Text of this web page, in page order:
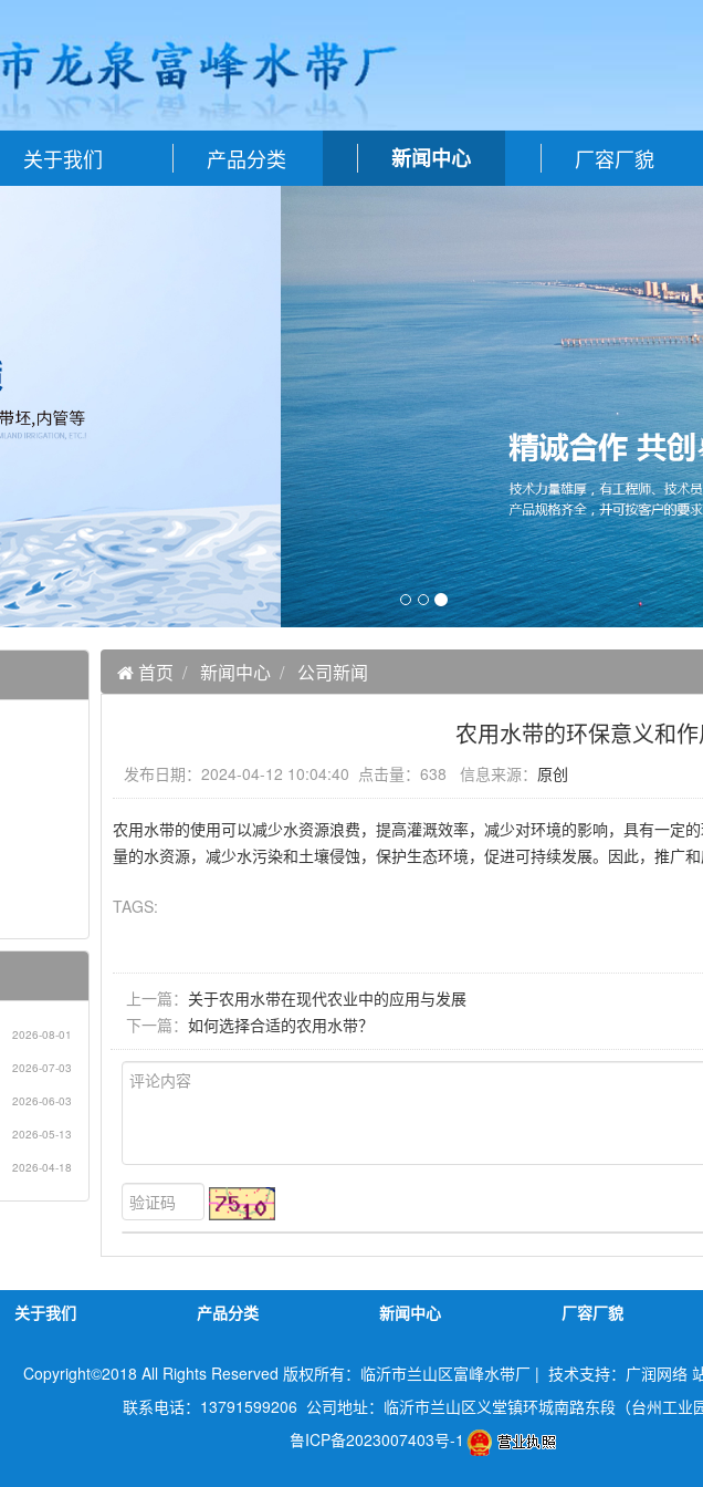
关于我们 产品分类 新闻中心 厂容厂貌
2026-08-01
2026-07-03
2026-06-03
2026-05-13
2026-04-18
首页 新闻中心 公司新闻
农用水带的环保意义和作
发布日期：2024-04-12 10:04:40 点击量：638 信息来源： 原创
农用水带的使用可以减少水资源浪费，提高灌溉效率，减少对环境的影响，具有一定
量的水资源，减少水污染和土壤侵蚀，保护生态环境，促进可持续发展。因此，推广和
TAGS:
上一篇： 关于农用水带在现代农业中的应用与发展
下一篇： 如何选择合适的农用水带？
关于我们 产品分类 新闻中心 厂容厂貌
Copyright©2018 All Rights Reserved 版权所有：临沂市兰山区富峰水带厂 | 技术支持：广润网络
联系电话：13791599206 公司地址：临沂市兰山区义堂镇环城南路东段（台州工业园
鲁ICP备2023007403号-1